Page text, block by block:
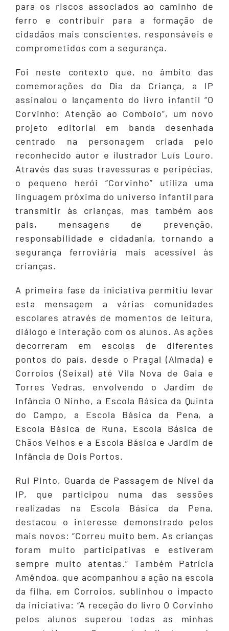
para os riscos associados ao caminho de
ferro e contribuir para a formação de
cidadãos mais conscientes, responsáveis e
comprometidos com a segurança.
Foi neste contexto que, no âmbito das
comemorações do Dia da Criança, a IP
assinalou o lançamento do livro infantil “O
Corvinho: Atenção ao Comboio”, um novo
projeto editorial em banda desenhada
centrado na personagem criada pelo
reconhecido autor e ilustrador Luís Louro.
Através das suas travessuras e peripécias,
o pequeno herói “Corvinho” utiliza uma
linguagem próxima do universo infantil para
transmitir às crianças, mas também aos
pais, mensagens de prevenção,
responsabilidade e cidadania, tornando a
segurança ferroviária mais acessível às
crianças.
A primeira fase da iniciativa permitiu levar
esta mensagem a várias comunidades
escolares através de momentos de leitura,
diálogo e interação com os alunos. As ações
decorreram em escolas de diferentes
pontos do país, desde o Pragal (Almada) e
Corroios (Seixal) até Vila Nova de Gaia e
Torres Vedras, envolvendo o Jardim de
Infância O Ninho, a Escola Básica da Quinta
do Campo, a Escola Básica da Pena, a
Escola Básica de Runa, Escola Básica de
Chãos Velhos e a Escola Básica e Jardim de
Infância de Dois Portos.
Rui Pinto, Guarda de Passagem de Nível da
IP, que participou numa das sessões
realizadas na Escola Básica da Pena,
destacou o interesse demonstrado pelos
mais novos: “Correu muito bem. As crianças
foram muito participativas e estiveram
sempre muito atentas.” Também Patrícia
Amêndoa, que acompanhou a ação na escola
da filha, em Corroios, sublinhou o impacto
da iniciativa: “A receção do livro O Corvinho
pelos alunos superou todas as minhas